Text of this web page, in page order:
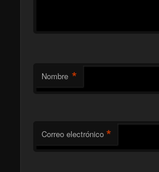
Nombre *
Correo electrónico *